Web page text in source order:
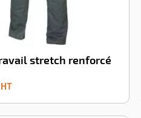
stretch renforcé